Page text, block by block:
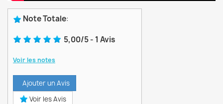
Note Totale:
5,00/5- 1 Avis
Voir les notes
Ajouter un Avis
Voir les Avis